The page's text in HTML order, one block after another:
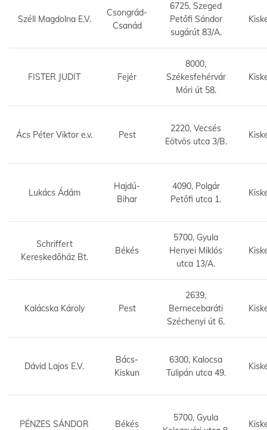
Széll Magdolna E.V.
Csongrád-
Csanád
6725, Szeged
Petőfi Sándor
sugárút 83/A.
FISTER JUDIT Fejér
8000,
Székesfehérvár
Móri út 58.
Ács Péter Viktor e.v. Pest
2220, Vecsés
Eötvös utca 3/B.
Lukács Ádám
Hajdú-
Bihar
4090, Polgár
Petőfi utca 1.
Schriffert
Kereskedőház Bt.
Békés
5700, Gyula
Henyei Miklós
utca 13/A.
Kalácska Károly Pest
2639,
Bernecebaráti
Széchenyi út 6.
Dávid Lajos E.V.
Bács-
Kiskun
6300, Kalocsa
Tulipán utca 49.
PÉNZES SÁNDOR Békés
5700, Gyula